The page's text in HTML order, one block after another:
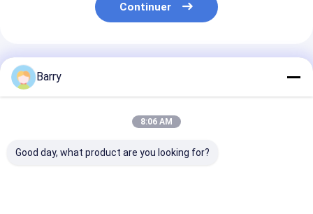
Continuer
Produits Recommandés
Barry
8:06 AM
Good day, what product are you looking for?